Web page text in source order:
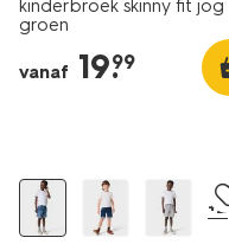
kinderbroek skinny fit jog
groen
vanaf 19.
99
+2